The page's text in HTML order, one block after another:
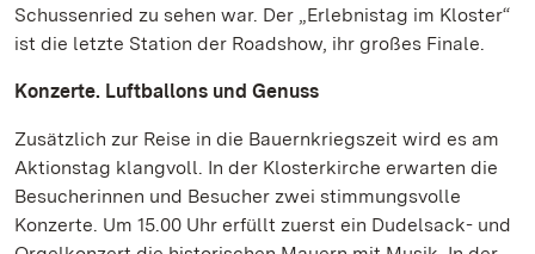
Schussenried zu sehen war. Der „Erlebnistag im Kloster“
ist die letzte Station der Roadshow, ihr großes Finale.
Konzerte. Luftballons und Genuss
Zusätzlich zur Reise in die Bauernkriegszeit wird es am
Aktionstag klangvoll. In der Klosterkirche erwarten die
Besucherinnen und Besucher zwei stimmungsvolle
Konzerte. Um 15.00 Uhr erfüllt zuerst ein Dudelsack- und